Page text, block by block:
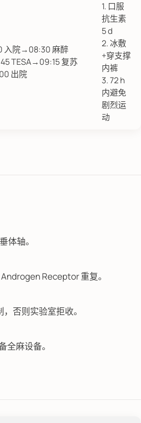
入院→08:30 麻醉
TESA→09:15 复苏
出院
1. 口服
抗生素
5 d
2. 冰敷
+穿支撑
内裤
3. 72 h
内避免
剧烈运
动
体轴。
Receptor 重复。
否则实验室拒收。
麻设备。